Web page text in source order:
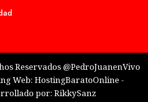
Reservados @PedroJuanenVivo
Web: HostingBaratoOnline -
por: RikkySanz